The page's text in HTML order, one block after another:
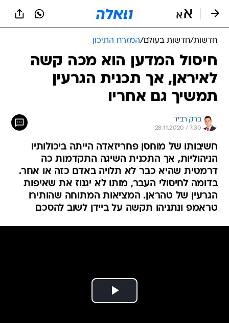
חדשות/חדשות בעולם/המזרח התיכון
חיסול המדען הוא מכה קשה
לאיראן, אך תכנית הגרעין
תמשיך גם אחריו
ברק רביד
28.11.2020 / 7:30
חשיבותו של מוחסן פחריזאדה הייתה ביכולותיו
הניהוליות, אך התכנית השיגה התקדמות כה
דרמטית שהיא כבר לא תלויה באדם כזה או אחר.
בדומה לחיסולי העבר, מותו לא יגנוז את שאיפות
הגרעין של טהראן. המציאות המתוחה שהותירו
טראמפ ונתניהו תקשה על ביידן לשוב להסכם